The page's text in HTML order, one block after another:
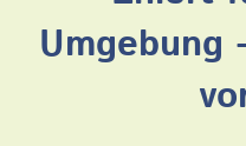
Umgebung